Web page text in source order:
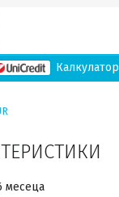
Калкулатор
месеца